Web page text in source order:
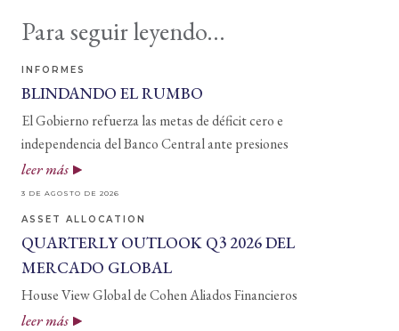
Para seguir leyendo...
INFORMES
BLINDANDO EL RUMBO
El Gobierno refuerza las metas de déficit cero e
independencia del Banco Central ante presiones
leer más
3 DE AGOSTO DE 2026
ASSET ALLOCATION
QUARTERLY OUTLOOK Q3 2026 DEL
MERCADO GLOBAL
House View Global de Cohen Aliados Financieros
leer más